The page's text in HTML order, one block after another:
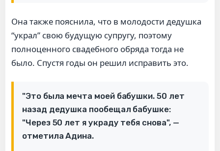
Она также пояснила, что в молодости дедушка
“украл” свою будущую супругу, поэтому
полноценного свадебного обряда тогда не
было. Спустя годы он решил исправить это.
"Это была мечта моей бабушки. 50 лет
назад дедушка пообещал бабушке:
"Через 50 лет я украду тебя снова", —
отметила Адина.